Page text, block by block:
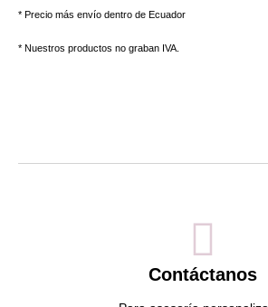
* Precio más envío dentro de Ecuador
* Nuestros productos no graban IVA.
Contáctanos